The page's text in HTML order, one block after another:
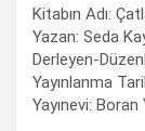
Kitabın Adı:
Yazan: Seda
Derleyen-
Yayınlanma
Yayınevi: Boran